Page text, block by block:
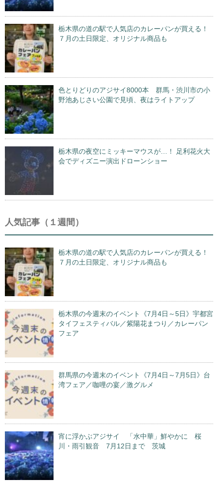
栃木県の道の駅で人気店のカレーパンが買える！
７月の土日限定、オリジナル商品も
色とりどりのアジサイ8000本 群馬・渋川市の小
野池あじさい公園で見頃、夜はライトアップ
栃木県の夜空にミッキーマウスが…！ 足利花火大
会でディズニー演出ドローンショー
人気記事（１週間）
栃木県の道の駅で人気店のカレーパンが買える！
７月の土日限定、オリジナル商品も
栃木県の今週末のイベント《7月4日～5日》宇都宮
タイフェスティバル／紫陽花まつり／カレーパン
フェア
群馬県の今週末のイベント《7月4日～7月5日》台
湾フェア／咖哩の宴／激グルメ
宵に浮かぶアジサイ 「水中華」鮮やかに 桜
川・雨引観音 7月12日まで 茨城